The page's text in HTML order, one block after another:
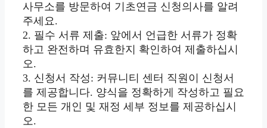
사무소를 방문하여 기초연금 신청의사를 알려
주세요.
2. 필수 서류 제출: 앞에서 언급한 서류가 정확
하고 완전하며 유효한지 확인하여 제출하십시
오.
3. 신청서 작성: 커뮤니티 센터 직원이 신청서
를 제공합니다. 양식을 정확하게 작성하고 필요
한 모든 개인 및 재정 세부 정보를 제공하십시
오.